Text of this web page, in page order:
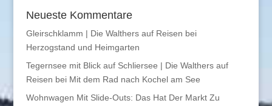
Neueste Kommentare
Gleirschklamm | Die Walthers auf Reisen bei
Herzogstand und Heimgarten
Tegernsee mit Blick auf Schliersee | Die Walthers auf
Reisen bei Mit dem Rad nach Kochel am See
Wohnwagen Mit Slide-Outs: Das Hat Der Markt Zu